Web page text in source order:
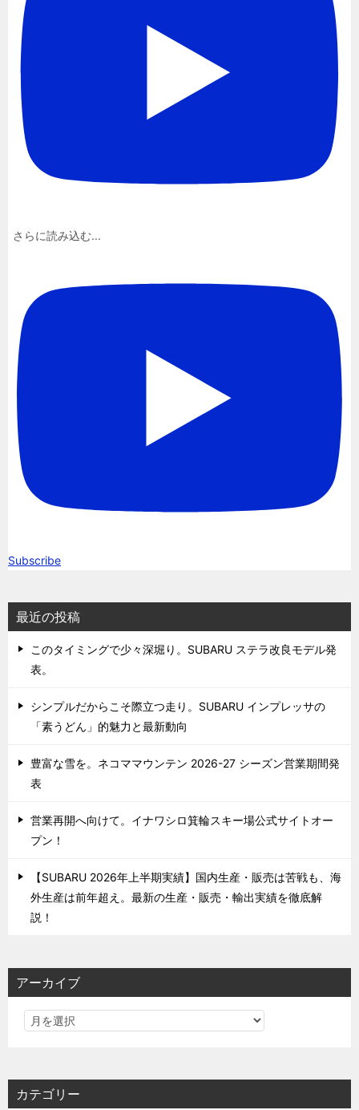
さらに読み込む...
Subscribe
最近の投稿
このタイミングで少々深堀り。SUBARU ステラ改良モデル発
表。
シンプルだからこそ際立つ走り。SUBARU インプレッサの
「素うどん」的魅力と最新動向
豊富な雪を。ネコママウンテン 2026-27 シーズン営業期間発
表
営業再開へ向けて。イナワシロ箕輪スキー場公式サイトオー
プン！
【SUBARU 2026年上半期実績】国内生産・販売は苦戦も、海
外生産は前年超え。最新の生産・販売・輸出実績を徹底解
説！
アーカイブ
カテゴリー